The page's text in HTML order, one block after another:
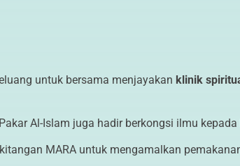
untuk bersama menjayakan klinik
Al-Islam juga hadir berkongsi ilmu
MARA untuk mengamalkan